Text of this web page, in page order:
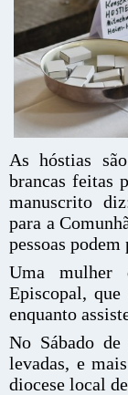
As hóstias
brancas feitas
manuscrito
para a
pessoas
Uma mulher
Episcopal,
enquanto
No Sábado
levadas, e
diocese local